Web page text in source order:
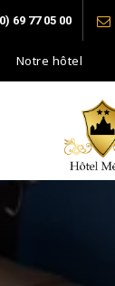
69 77 05 00
Notre hôtel
bas prix